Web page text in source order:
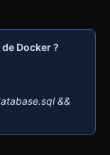
Docker ?
&&